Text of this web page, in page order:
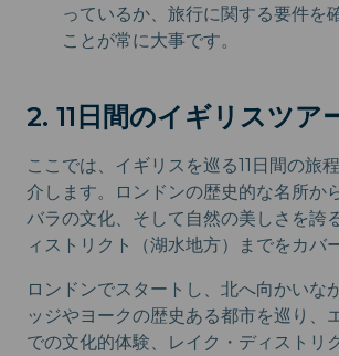
っているか、旅行に関する要件を
ことが常に大事です。
2. 11日間のイギリスツア
ここでは、イギリスを巡る11日間の旅
介します。ロンドンの歴史的な名所か
バラの文化、そして自然の美しさを誇
ィストリクト（湖水地方）までをカバ
ロンドンでスタートし、北へ向かいな
ッジやヨークの歴史ある都市を巡り、
での文化的体験、レイク・ディストリ